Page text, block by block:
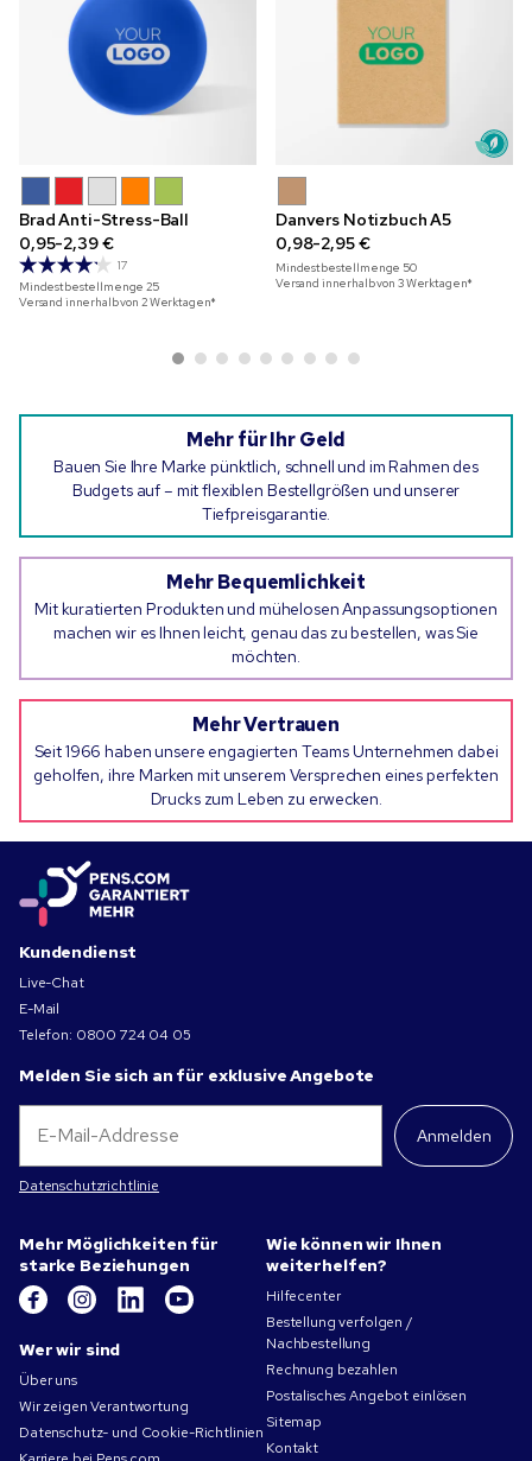
Brad Anti-Stress-Ball
0,95-2,39 €
17
Mindestbestellmenge25
Versand innerhalb von 2 Werktagen*
Danvers Notizbuch A5
0,98-2,95 €
Mindestbestellmenge 50
Versand innerhalb von 3 Werktagen*
Mehr für Ihr Geld
Bauen Sie Ihre Marke pünktlich, schnell und im Rahmen des
Budgets auf – mit flexiblen Bestellgrößen und unserer
Tiefpreisgarantie.
Mehr Bequemlichkeit
Mit kuratierten Produkten und mühelosen Anpassungsoptionen
machen wir es Ihnen leicht, genau das zu bestellen, was Sie
möchten.
Mehr Vertrauen
Seit 1966 haben unsere engagierten Teams Unternehmen dabei
geholfen, ihre Marken mit unserem Versprechen eines perfekten
Drucks zum Leben zu erwecken.
Kundendienst
Live-Chat
E-Mail
Telefon: 0800 724 04 05
Melden Sie sich an für exklusive Angebote
Anmelden
Datenschutzrichtlinie
Mehr Möglichkeiten für
starke Beziehungen
Wer wir sind
Über uns
Wir zeigen Verantwortung
Datenschutz- und Cookie-Richtlinien
Wie können wir Ihnen
weiterhelfen?
Hilfecenter
Bestellung verfolgen /
Nachbestellung
Rechnung bezahlen
Postalisches Angebot einlösen
Sitemap
Kontakt